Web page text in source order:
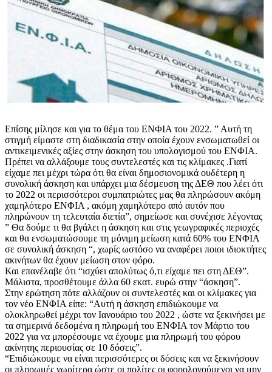
Επίσης μίλησε και για το θέμα του ΕΝΦΙΑ του 2022. ” Αυτή τη
στιγμή είμαστε στη διαδικασία στην οποία έχουν ενσωματωθεί οι
αντικειμενικές αξίες στην άσκηση του υπολογισμού του ΕΝΦΙΑ.
Πρέπει να αλλάξουμε τους συντελεστές και τις κλίμακες .Γιατί
είχαμε πει μέχρι τώρα ότι θα είναι δημοσιονομικά ουδέτερη η
συνολική άσκηση και υπάρχει μια δέσμευση της ΔΕΘ που λέει ότι
το 2022 οι περισσότεροι συμπατριώτες μας θα πληρώσουν ακόμη
χαμηλότερο ΕΝΦΙΑ , ακόμη χαμηλότερο από αυτόν που
πληρώνουν τη τελευταία διετία”, σημείωσε και συνέχισε λέγοντας
” Θα δούμε τι θα βγάλει η άσκηση και στις γεωγραφικές περιοχές
και θα ενσωματώσουμε τη μόνιμη μείωση κατά 60% του ΕΝΦΙΑ
σε συνολική άσκηση “, χωρίς ωστόσο να αναφέρει ποιοι ιδιοκτήτες
ακινήτων θα έχουν μείωση στον φόρο.
Και επανέλαβε ότι “ισχύει απολύτως ό,τι είχαμε πει στη ΔΕΘ”.
Μάλιστα, προσθέτουμε άλλα 60 εκατ. ευρώ στην “άσκηση”.
Στην ερώτηση πότε αλλάζουν οι συντελεστές και οι κλίμακες για
τον νέο ΕΝΦΙΑ είπε: “Αυτή η άσκηση επιδιώκουμε να
ολοκληρωθεί μέχρι τον Ιανουάριο του 2022 , ώστε να ξεκινήσει με
τα σημερινά δεδομένα η πληρωμή του ΕΝΦΙΑ τον Μάρτιο του
2022 για να μπορέσουμε να έχουμε μια πληρωμή του φόρου
ακίνητης περιουσίας σε 10 δόσεις”.
“Επιδιώκουμε να είναι περισσότερες οι δόσεις και να ξεκινήσουν
οι πληρωμές νωρίτερα ώστε οι πολίτες οι φορολογούμενοι να μην